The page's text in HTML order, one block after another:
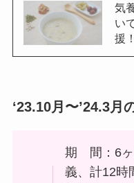
気
い
援
‘23.10月〜’24.3月
期 間：6ヶ
義、計12時